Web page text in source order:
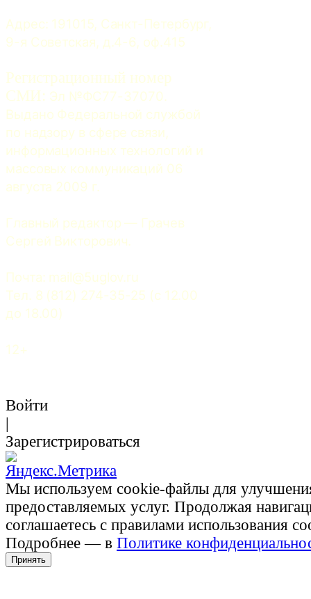
Адрес: 191015, Санкт-Петербург,
9-я Советская, д.4-6, оф.415
Регистрационный номер
СМИ: Эл №ФС77-37070.
Выдано Федеральной службой
по надзору в сфере связи,
информационных технологий и
массовых коммуникаций 06
августа 2009 г.
Главный редактор — Грачев
Сергей Викторович.
Почта: mail@5uglov.ru
Тел. 8 (812) 274-35-25 (c 12.00
до 18.00)
12+
Войти
|
Зарегистрироваться
Мы используем cookie-файлы для
предоставляемых услуг. Продолжая
соглашаетесь с правилами использования
Подробнее — в Политике
Принять